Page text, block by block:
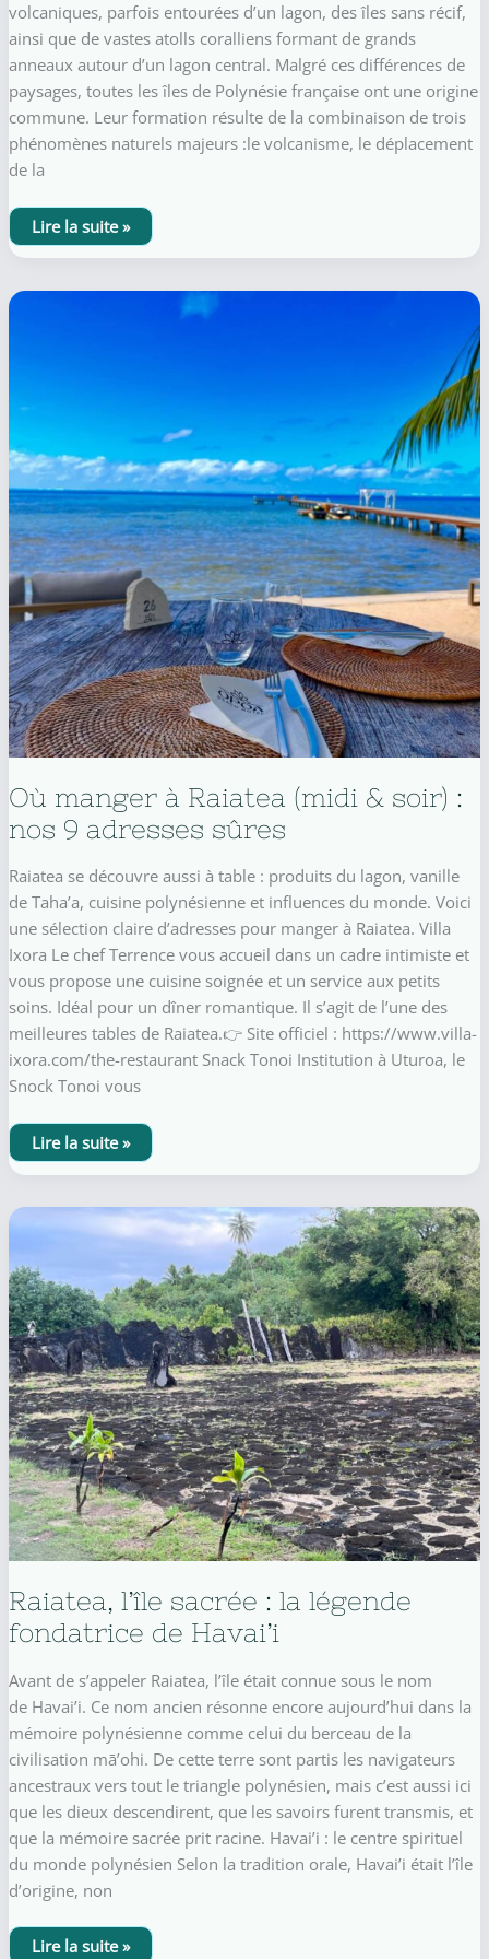
volcaniques, parfois entourées d’un lagon, des îles sans récif,
ainsi que de vastes atolls coralliens formant de grands
anneaux autour d’un lagon central. Malgré ces différences de
paysages, toutes les îles de Polynésie française ont une origine
commune. Leur formation résulte de la combinaison de trois
phénomènes naturels majeurs :le volcanisme, le déplacement
de la
Formation
des
îles,
lagons
Lire la suite »
Où manger à Raiatea (midi & soir) :
nos 9 adresses sûres
Raiatea se découvre aussi à table : produits du lagon, vanille
de Taha’a, cuisine polynésienne et influences du monde. Voici
une sélection claire d’adresses pour manger à Raiatea. Villa
Ixora Le chef Terrence vous accueil dans un cadre intimiste et
vous propose une cuisine soignée et un service aux petits
soins. Idéal pour un dîner romantique. Il s’agit de l’une des
meilleures tables de Raiatea.👉 Site officiel : https://www.villa-
ixora.com/the-restaurant Snack Tonoi Institution à Uturoa, le
Snock Tonoi vous
Où
manger
à
(midi
soir)
nos
9
adresses
sûres
Lire la suite »
Raiatea, l’île sacrée : la légende
fondatrice de Havai’i
Avant de s’appeler Raiatea, l’île était connue sous le nom
de Havai’i. Ce nom ancien résonne encore aujourd’hui dans la
mémoire polynésienne comme celui du berceau de la
civilisation mā’ohi. De cette terre sont partis les navigateurs
ancestraux vers tout le triangle polynésien, mais c’est aussi ici
que les dieux descendirent, que les savoirs furent transmis, et
que la mémoire sacrée prit racine. Havai’i : le centre spirituel
du monde polynésien Selon la tradition orale, Havai’i était l’île
d’origine, non
Raiatea,
Lire la suite »